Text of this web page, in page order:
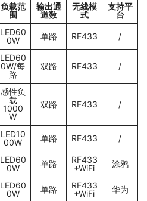
负载范
围
输出通
道数
无线模
式
支持平
台
LED60
0W
单路 RF433 /
LED60
0W/每
路
双路 RF433 /
感性负
载
1000
W
双路 RF433 /
LED10
00W
单路 RF433 /
LED60
0W
单路
RF433
+WiFi
涂鸦
LED60
0W
单路
RF433
+WiFi
华为